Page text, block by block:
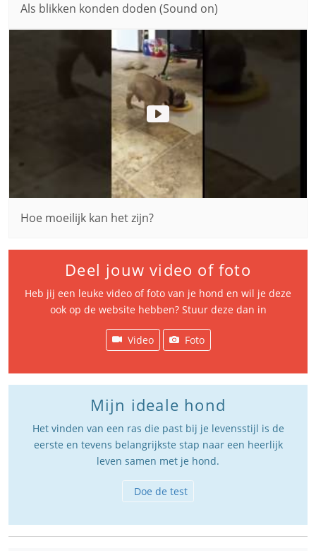
Als blikken konden doden (Sound on)
Hoe moeilijk kan het zijn?
Deel jouw video of foto
Heb jij een leuke video of foto van je hond en wil je deze
ook op de website hebben? Stuur deze dan in
Video Foto
Mijn ideale hond
Het vinden van een ras die past bij je levensstijl is de
eerste en tevens belangrijkste stap naar een heerlijk
leven samen met je hond.
Doe de test